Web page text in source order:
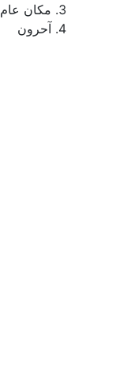
مكان عام
آحرون